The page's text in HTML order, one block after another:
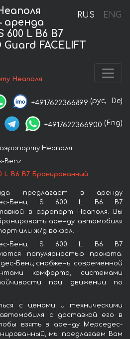
RUS ENG
аренда
600 L B6 B7
Guard FACELIFT
Неаполя
+4917622366899 (рус, De)
+4917622366900 (Eng)
Неаполя
Benz
B6 B7 Бронированный
предлагает в аренду
Бенц S 600 L B6 B7
в аэропорт Неаполя. Вы
аренду автомобиля
или ж/д вокзал.
Бенц S 600 L B6 B7
популярностью проката.
Бенц снабжены современной
комфорта, системами
при движении по
с ценами и техническими
с доставкой его в
взять в аренду Мерседес-
мы предлагаем Вам